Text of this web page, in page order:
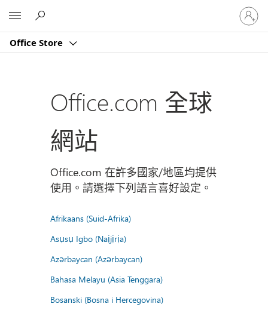
Office Store
登
入
您
Office.com 全球
網站
Office.com 在許多國家/地區均提供
使用。請選擇下列語言喜好設定。
Afrikaans (Suid-Afrika)
Asụsụ Igbo (Naịjịrịa)
Azərbaycan (Azərbaycan)
Bahasa Melayu (Asia Tenggara)
Bosanski (Bosna i Hercegovina)